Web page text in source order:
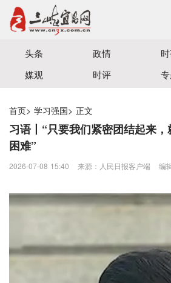
宜昌三峡融媒体中心主办
头条 政情
媒观
时评
首页> 学习强国> 正文
习语丨“只要我们紧密团结起来
困难”
2026-07-08 15:40 来源：人民日报客户端 编